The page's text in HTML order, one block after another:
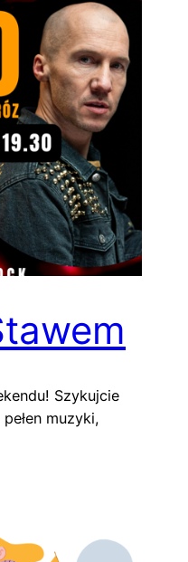
Szykujcie
muzyki,